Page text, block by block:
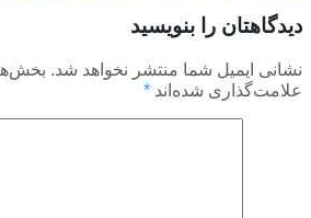
دیدگاهتان را بنویسید
نشانی ایمیل شما منتشر نخواهد شد.
علامت‌گذاری شده‌اند *